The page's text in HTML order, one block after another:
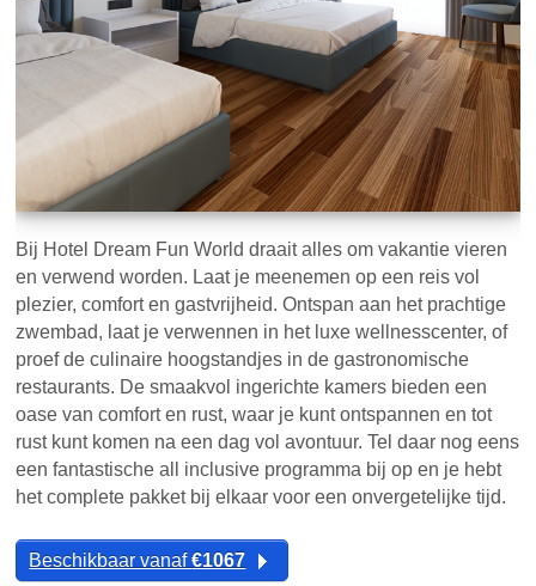
Bij Hotel Dream Fun World draait alles om vakantie vieren
en verwend worden. Laat je meenemen op een reis vol
plezier, comfort en gastvrijheid. Ontspan aan het prachtige
zwembad, laat je verwennen in het luxe wellnesscenter, of
proef de culinaire hoogstandjes in de gastronomische
restaurants. De smaakvol ingerichte kamers bieden een
oase van comfort en rust, waar je kunt ontspannen en tot
rust kunt komen na een dag vol avontuur. Tel daar nog eens
een fantastische all inclusive programma bij op en je hebt
het complete pakket bij elkaar voor een onvergetelijke tijd.
Beschikbaar vanaf€1067